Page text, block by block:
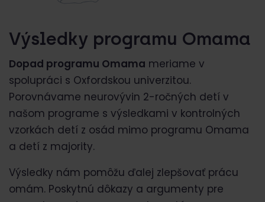
Výsledky programu Omama
Dopad programu Omama meriame v
spolupráci s Oxfordskou univerzitou.
Porovnávame neurovývin 2-ročných detí v
našom programe s výsledkami v kontrolných
vzorkách detí z osád mimo programu Omama
a detí z majority.
Výsledky nám pomôžu ďalej zlepšovať prácu
omám. Poskytnú dôkazy a argumenty pre